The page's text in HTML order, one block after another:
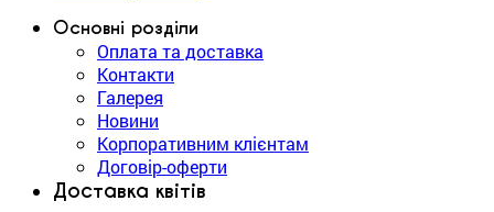
Основні розділи
Оплата та доставка
Контакти
Галерея
Новини
Корпоративним клієнтам
Договір-оферти
Доставка квітів